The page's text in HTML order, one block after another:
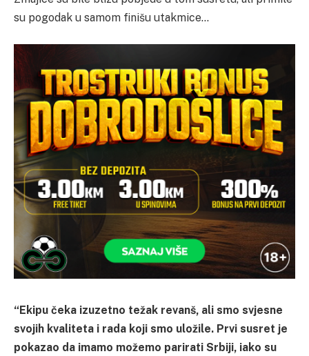
su pogodak u samom finišu utakmice…
“Ekipu čeka izuzetno težak revanš, ali smo svjesne
svojih kvaliteta i rada koji smo uložile. Prvi susret je
pokazao da imamo možemo parirati Srbiji, iako su